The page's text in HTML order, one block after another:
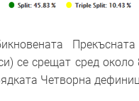
се срещат сред около
Четворна